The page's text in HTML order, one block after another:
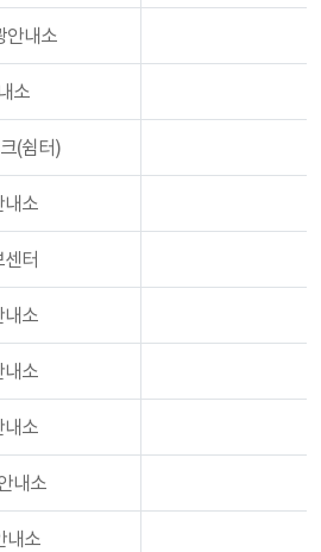
안내소
소
(쉼터)
내소
터
내소
내소
내소
내소
내소